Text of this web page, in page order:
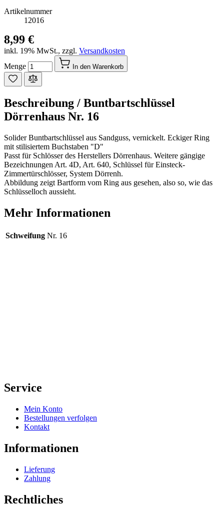
Artikelnummer
12016
8,99 €
inkl. 19% MwSt., zzgl. Versandkosten
Menge
In den Warenkorb
Beschreibung / Buntbartschlüssel
Dörrenhaus Nr. 16
Solider Buntbartschlüssel aus Sandguss, vernickelt. Eckiger Ring
mit stilisiertem Buchstaben "D"
Passt für Schlösser des Herstellers Dörrenhaus. Weitere gängige
Bezeichnungen Art. 4D, Art. 640, Schlüssel für Einsteck-
Zimmertürschlösser, System Dörrenh.
Abbildung zeigt Bartform vom Ring aus gesehen, also so, wie das
Schlüsselloch aussieht.
Mehr Informationen
Schweifung Nr. 16
Service
Mein Konto
Bestellungen verfolgen
Kontakt
Informationen
Lieferung
Zahlung
Rechtliches